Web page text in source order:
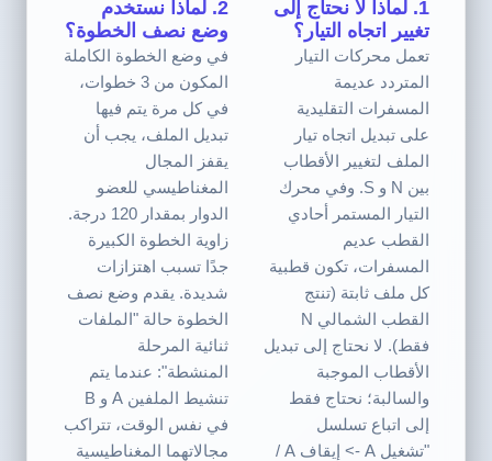
1. لماذا لا نحتاج إلى
تغيير اتجاه التيار؟
تعمل محركات التيار
المتردد عديمة
المسفرات التقليدية
على تبديل اتجاه تيار
الملف لتغيير الأقطاب
بين N و S. وفي محرك
التيار المستمر أحادي
القطب عديم
المسفرات، تكون قطبية
كل ملف ثابتة (تنتج
القطب الشمالي N
فقط). لا نحتاج إلى تبديل
الأقطاب الموجبة
والسالبة؛ نحتاج فقط
إلى اتباع تسلسل
"تشغيل A -> إيقاف A /
2. لماذا نستخدم
وضع نصف الخطوة؟
في وضع الخطوة الكاملة
المكون من 3 خطوات،
في كل مرة يتم فيها
تبديل الملف، يجب أن
يقفز المجال
المغناطيسي للعضو
الدوار بمقدار 120 درجة.
زاوية الخطوة الكبيرة
جدًا تسبب اهتزازات
شديدة. يقدم وضع نصف
الخطوة حالة "الملفات
ثنائية المرحلة
المنشطة": عندما يتم
تنشيط الملفين A و B
في نفس الوقت، تتراكب
مجالاتهما المغناطيسية